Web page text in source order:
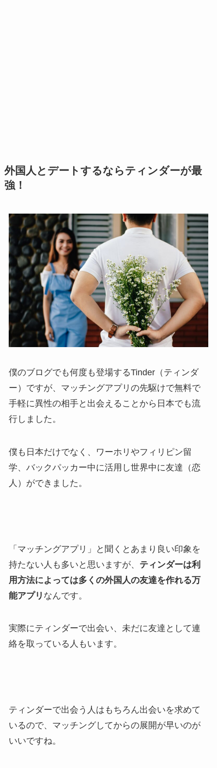
外国人とデートするならティンダーが最
強！
僕のブログでも何度も登場するTinder（ティンダ
ー）ですが、マッチングアプリの先駆けで無料で
手軽に異性の相手と出会えることから日本でも流
行しました。
僕も日本だけでなく、ワーホリやフィリピン留
学、バックパッカー中に活用し世界中に友達（恋
人）ができました。
「マッチングアプリ」と聞くとあまり良い印象を
持たない人も多いと思いますが、 ティンダーは利
用方法によっては多くの外国人の友達を作れる万
能アプリ なんです。
実際にティンダーで出会い、未だに友達として連
絡を取っている人もいます。
ティンダーで出会う人はもちろん出会いを求めて
いるので、マッチングしてからの展開が早いのが
いいですね。